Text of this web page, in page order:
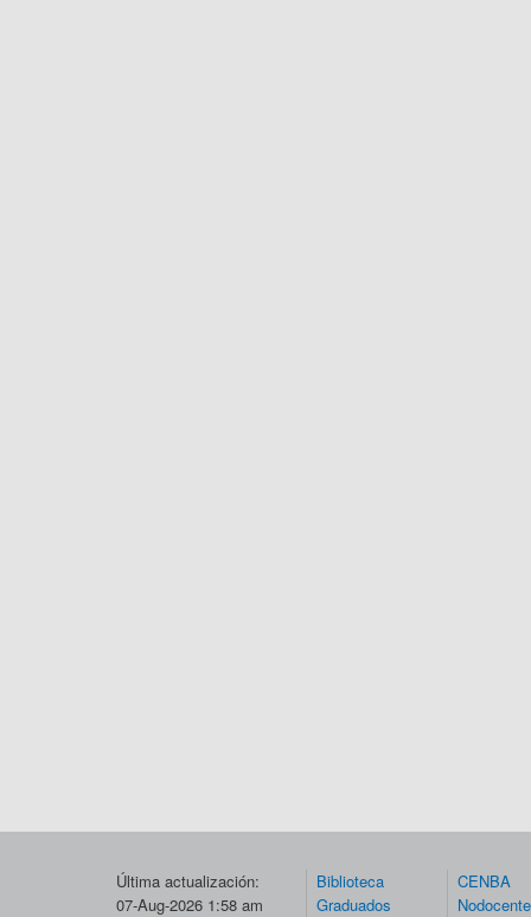
Última actualización:
07-Aug-2026 1:58 am
Biblioteca
Graduados
CENBA